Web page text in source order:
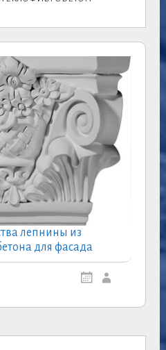
лепнины из
для фасада